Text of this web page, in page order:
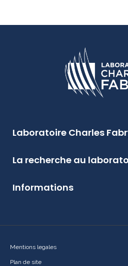
Laboratoire Charles
La recherche au
Informations
Mentions legales
Plan de site